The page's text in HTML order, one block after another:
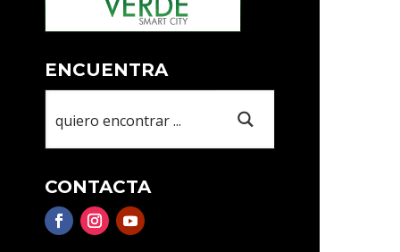
ENCUENTRA
CONTACTA